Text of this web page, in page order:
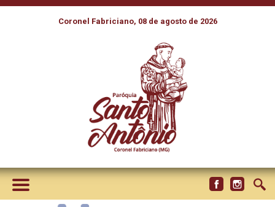
Coronel Fabriciano, 08 de agosto de 2026